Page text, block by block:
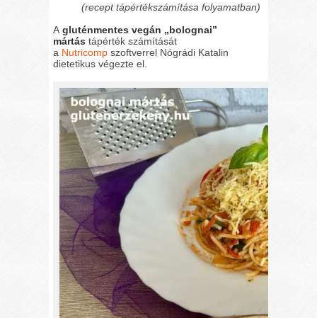
(recept tápértékszámítása folyamatban)
A gluténmentes vegán „bolognai”
mártás tápérték számítását
a Nutricomp szoftverrel Nógrádi Katalin
dietetikus végezte el.